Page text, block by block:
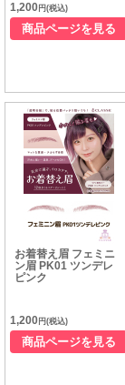
1,200 円(税込)
商品ページを見る
お着替え眉 フェミニ
ン眉 PK01 ツンデレ
ピンク
1,200 円(税込)
商品ページを見る